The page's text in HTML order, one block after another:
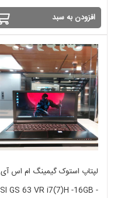
افزودن به سبد
لپتاپ استوک گیمینگ ام اس آی
GS 63 VR i7(7)H -16GB -